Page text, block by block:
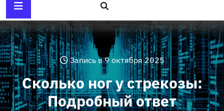
Запись в 9 октября 2025
Сколько ног у стрекозы:
Подробный ответ